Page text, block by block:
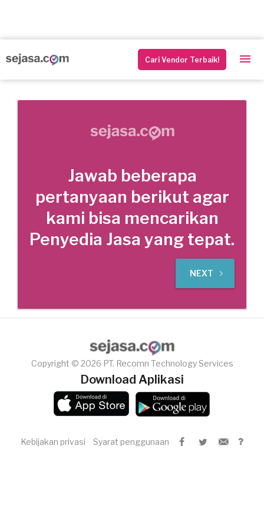
Cari Vendor Terbaik!
Jawab beberapa
pertanyaan berikut agar
kami bisa mencarikan
Penyedia Jasa yang tepat.
NEXT
Copyright © 2026 PT. Recomn Technology Services
Download Aplikasi
Kebijakan privasi Syarat penggunaan